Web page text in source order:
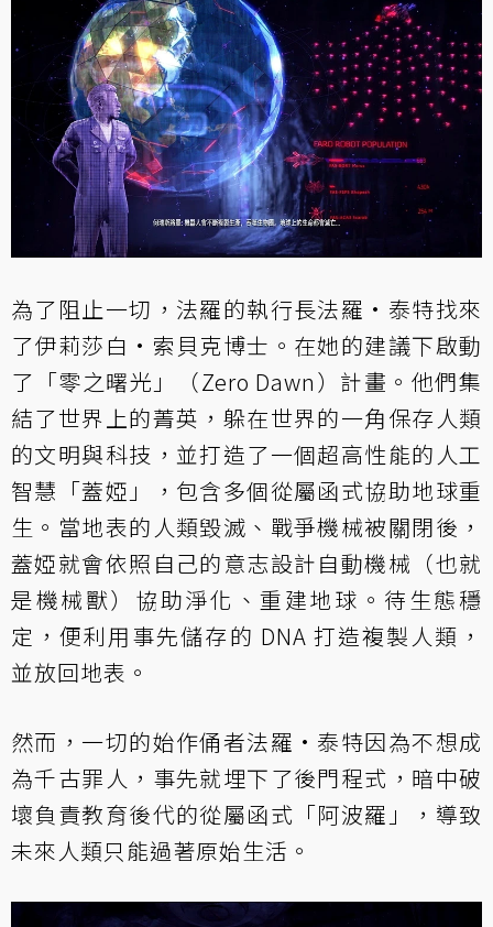
為了阻止一切，法羅的執行長法羅·泰特找來
了伊莉莎白·索貝克博士。在她的建議下啟動
了「零之曙光」（Zero Dawn）計畫。他們集
結了世界上的菁英，躲在世界的一角保存人類
的文明與科技，並打造了一個超高性能的人工
智慧「蓋婭」，包含多個從屬函式協助地球重
生。當地表的人類毀滅、戰爭機械被關閉後，
蓋婭就會依照自己的意志設計自動機械（也就
是機械獸）協助淨化、重建地球。待生態穩
定，便利用事先儲存的 DNA 打造複製人類，
並放回地表。
然而，一切的始作俑者法羅·泰特因為不想成
為千古罪人，事先就埋下了後門程式，暗中破
壞負責教育後代的從屬函式「阿波羅」，導致
未來人類只能過著原始生活。